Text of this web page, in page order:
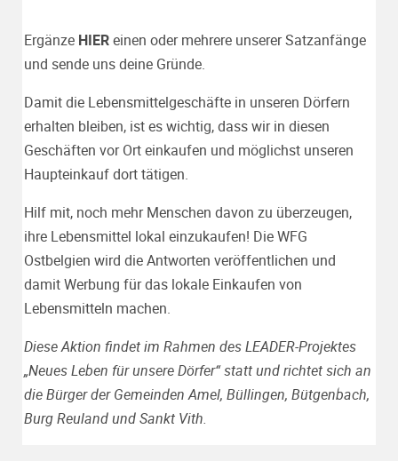
Ergänze HIEReinen oder mehrere unserer Satzanfänge
und sende uns deine Gründe.
Damit die Lebensmittelgeschäfte in unseren Dörfern
erhalten bleiben, ist es wichtig, dass wir in diesen
Geschäften vor Ort einkaufen und möglichst unseren
Haupteinkauf dort tätigen.
Hilf mit, noch mehr Menschen davon zu überzeugen,
ihre Lebensmittel lokal einzukaufen! Die WFG
Ostbelgien wird die Antworten veröffentlichen und
damit Werbung für das lokale Einkaufen von
Lebensmitteln machen.
Diese Aktion findet im Rahmen des LEADER-Projektes
„Neues Leben für unsere Dörfer“ statt und richtet sich an
die Bürger der Gemeinden Amel, Büllingen, Bütgenbach,
Burg Reuland und Sankt Vith.